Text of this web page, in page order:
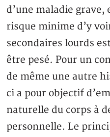
d’une maladie grave,
risque minime d’y
secondaires lourds
être pesé. Pour un
de même une autre
ci a pour objectif
naturelle du corps à
personnelle. Le